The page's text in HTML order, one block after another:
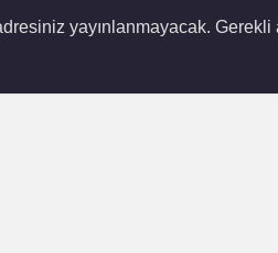
yayınlanmayacak. Gerekli